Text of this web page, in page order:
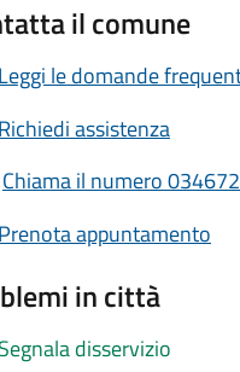
il comune
Leggi le domande
Richiedi assistenza
Chiama il numero
Prenota appuntamento
in città
Segnala disservizio